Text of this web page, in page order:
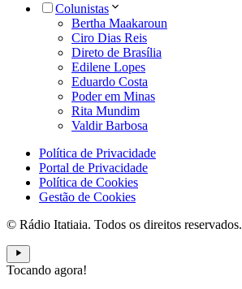
Colunistas
Bertha Maakaroun
Ciro Dias Reis
Direto de Brasília
Edilene Lopes
Eduardo Costa
Poder em Minas
Rita Mundim
Valdir Barbosa
Política de Privacidade
Portal de Privacidade
Política de Cookies
Gestão de Cookies
© Rádio Itatiaia. Todos os direitos reservados.
Tocando agora!